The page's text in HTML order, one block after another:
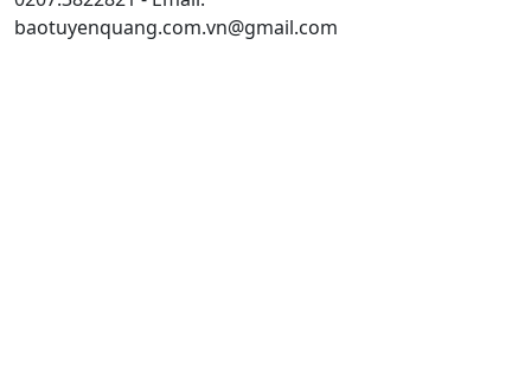
baotuyenquang.com.vn@gmail.com